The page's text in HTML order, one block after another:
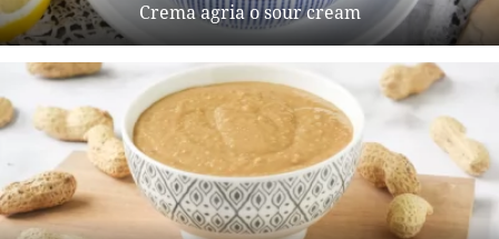
Crema agria o sour cream